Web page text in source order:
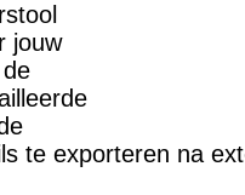
jouw
te exporteren na